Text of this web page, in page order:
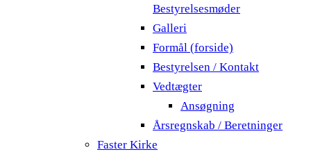
Bestyrelsesmøder
Galleri
Formål (forside)
Bestyrelsen / Kontakt
Vedtægter
Ansøgning
Årsregnskab / Beretninger
Faster Kirke